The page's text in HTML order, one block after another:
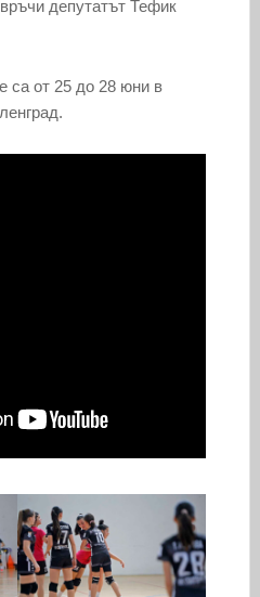
депутатът Тефик
са от 25 до 28 юни в